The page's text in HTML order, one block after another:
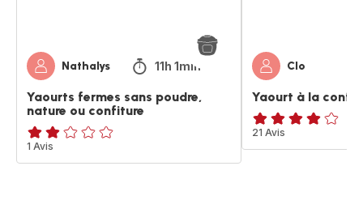
Nathalys 11h 1min
Yaourts fermes sans poudre,
nature ou confiture
Avis
2
1 Avis
Clo
Yaourt à la
ratings.3.9
21 Avis